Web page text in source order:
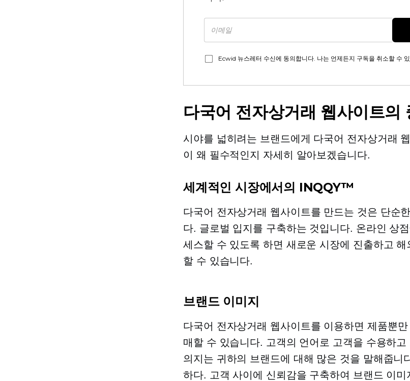
Ecwid 뉴스레터 수신에 동의합니다. 나는 언제든지 구독을 취소할 수
다국어 전자상거래 웹사이트의
시야를 넓히려는 브랜드에게 다국어 전자상거래
이 왜 필수적인지 자세히 알아보겠습니다.
세계적인 시장에서의 INQQY™
다국어 전자상거래 웹사이트를 만드는 것은 단순
다. 글로벌 입지를 구축하는 것입니다. 온라인 상
세스할 수 있도록 하면 새로운 시장에 진출하고 해
할 수 있습니다.
브랜드 이미지
다국어 전자상거래 웹사이트를 이용하면 제품뿐
매할 수 있습니다. 고객의 언어로 고객을 수용하고
의지는 귀하의 브랜드에 대해 많은 것을 말해줍니
하다. 고객 사이에 신뢰감을 구축하여 브랜드 이미